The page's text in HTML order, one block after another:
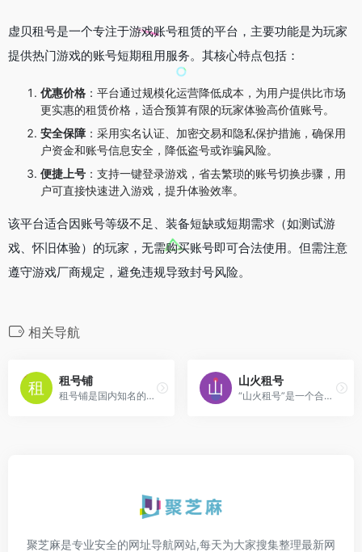
虚贝租号是一个专注于游戏账号租赁的平台，主要功能是为玩家
提供热门游戏的账号短期租用服务。其核心特点包括：
优惠价格 ：平台通过规模化运营降低成本，为用户提供比市场
更实惠的租赁价格，适合预算有限的玩家体验高价值账号。
安全保障 ：采用实名认证、加密交易和隐私保护措施，确保用
户资金和账号信息安全，降低盗号或诈骗风险。
便捷上号 ：支持一键登录游戏，省去繁琐的账号切换步骤，用
户可直接快速进入游戏，提升体验效率。
该平台适合因账号等级不足、装备短缺或短期需求（如测试游
戏、怀旧体验）的玩家，无需购买账号即可合法使用。但需注意
遵守游戏厂商规定，避免违规导致封号风险。
相关导航
租号铺
租号铺是国内知名的游戏账号共享平台，核心业务是为玩家提供热门游戏（如《绝地求生》《穿越火线》《英雄联盟》《守望先锋》等）的高价值账号短期租赁服务
山火租号
“山火租号”是一个合法合规的游戏账号租赁平台，主要提供《英雄联盟》（LOL）、《穿越火线》（CF）等热门游戏的优质账号租赁服务
聚芝麻是专业安全的网址导航网站,每天为大家搜集整理最新网